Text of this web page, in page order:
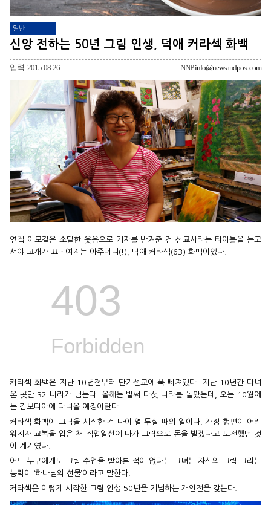
일반
신앙 전하는 50년 그림 인생, 덕애 커라섹 화백
입력: 2015-08-26 NNPinfo@newsandpost.com
옆집 이모같은 소탈한 웃음으로 기자를 반겨준 건 선교사라는 타이틀을 듣고
서야 고개가 끄덕여지는 아주머니(!), 덕애 커라섹(63) 화백이었다.
커라섹 화백은 지난 10년전부터 단기선교에 푹 빠져있다. 지난 10년간 다녀
온 곳만 32 나라가 넘는다. 올해는 벌써 다섯 나라를 돌았는데, 오는 10월에
는 캄보디아에 다녀올 예정이란다.
커라섹 화백이 그림을 시작한 건 나이 열 두살 때의 일이다. 가정 형편이 어려
워지자 교복을 입은 채 직업일선에 나가 그림으로 돈을 벌겠다고 도전했던 것
이 계기였다.
어느 누구에게도 그림 수업을 받아본 적이 없다는 그녀는 자신의 그림 그리는
능력이 ‘하나님의 선물’이라고 말한다.
커라섹은 이렇게 시작한 그림 인생 50년을 기념하는 개인전을 갖는다.